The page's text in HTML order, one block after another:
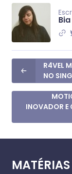
R4VEL
NO
INOVADOR E